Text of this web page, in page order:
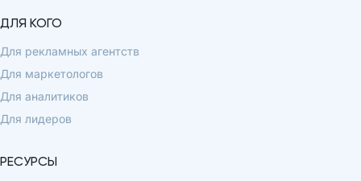
ДЛЯ КОГО
Для рекламных агентств
Для маркетологов
Для аналитиков
Для лидеров
РЕСУРСЫ